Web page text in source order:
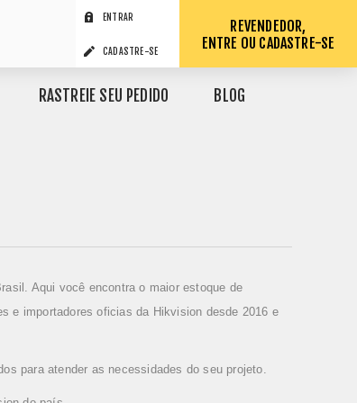
ENTRAR
CADASTRE-SE
REVENDEDOR,
ENTRE OU CADASTRE-SE
RASTREIE SEU PEDIDO BLOG
. Aqui você encontra o maior estoque de
e importadores oficias da Hikvision desde 2016 e
para atender as necessidades do seu projeto.